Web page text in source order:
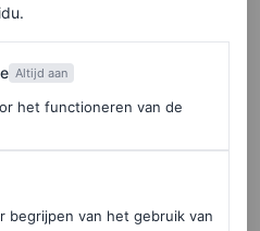
van Karl
Altijd aan
het functioneren van de
begrijpen van het gebruik van